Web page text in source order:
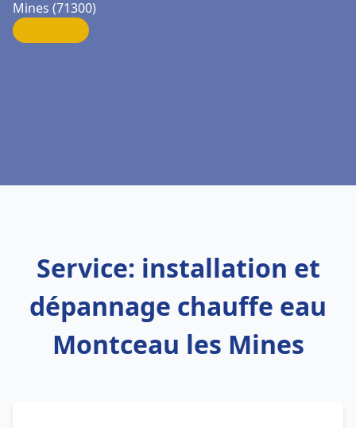
Mines (71300)
Service: installation et
dépannage chauffe eau
Montceau les Mines